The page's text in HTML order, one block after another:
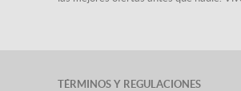
TÉRMINOS Y REGULACIONES